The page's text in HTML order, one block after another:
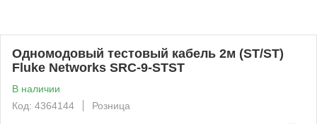
Одномодовый тестовый кабель 2м (ST/ST)
Fluke Networks SRC-9-STST
В наличии
Код: 4364144
Розница